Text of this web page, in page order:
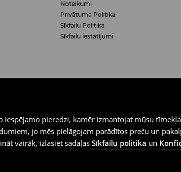
pieredzi, kamēr izmantojat mūsu
jo mēs pielāgojam parādītos preču un
vairāk, izlasiet sadaļas Sīkfailu politika un
Noteikumi
Privātuma Politika
Sīkfailu Politika
Sīkfailu iestatījumi